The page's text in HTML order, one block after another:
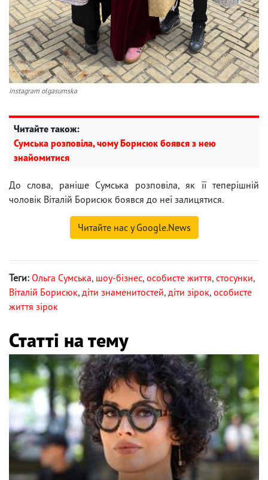
instagram olgasumska
Читайте також:
Сумська розповіла, чому Борисюк боявся з нею
знайомитися
До слова, раніше Сумська розповіла, як її теперішній
чоловік Віталій Борисюк боявся до неї залицятися.
Читайте нас у Google.News
Теги: Ольга Сумська, шоу-бізнес, особисте життя, стосунки,
Віталій Борисюк, діти знаменитостей, діти зірок, особисте
життя зірок
Статті на тему